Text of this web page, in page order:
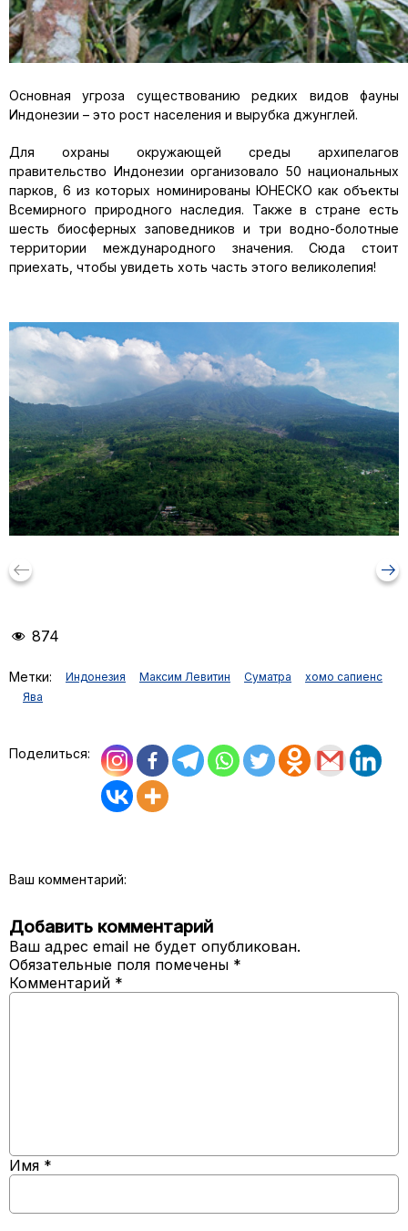
Основная угроза существованию редких видов фауны
Индонезии – это рост населения и вырубка джунглей.
Для охраны окружающей среды архипелагов
правительство Индонезии организовало 50 национальных
парков, 6 из которых номинированы ЮНЕСКО как объекты
Всемирного природного наследия. Также в стране есть
шесть биосферных заповедников и три водно-болотные
территории международного значения. Сюда стоит
приехать, чтобы увидеть хоть часть этого великолепия!
keyboard_backspace arrow_right_alt
874
Метки: Индонезия Максим Левитин Суматра
хомо сапиенс
Ява
Поделиться:
Ваш комментарий:
Добавить комментарий
Ваш адрес email не будет опубликован.
Обязательные поля помечены *
Комментарий *
Имя *